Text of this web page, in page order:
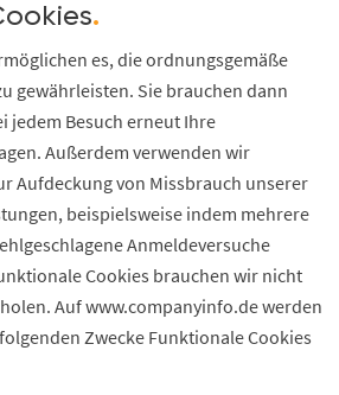
.
es, die ordnungsgemäße
gewährleisten. Sie brauchen dann
jedem Besuch erneut Ihre
Außerdem verwenden wir
Aufdeckung von Missbrauch unserer
beispielsweise indem mehrere
Anmeldeversuche
Cookies brauchen wir nicht
Auf www.companyinfo.de werden
Zwecke Funktionale Cookies